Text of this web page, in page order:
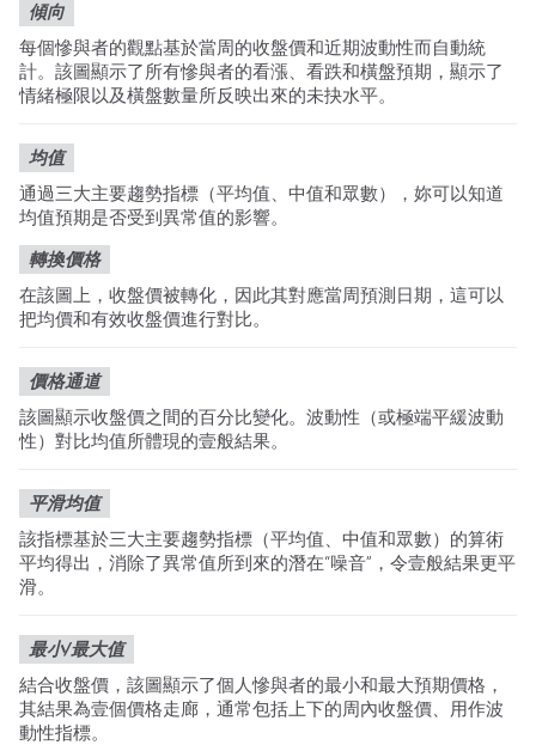
傾向
每個慘與者的觀點基於當周的收盤價和近期波動性而自動統
計。該圖顯示了所有慘與者的看漲、看跌和橫盤預期，顯示了
情緒極限以及橫盤數量所反映出來的未抉水平。
均值
通過三大主要趨勢指標（平均值、中值和眾數），妳可以知道
均值預期是否受到異常值的影響。
轉換價格
在該圖上，收盤價被轉化，因此其對應當周預測日期，這可以
把均價和有效收盤價進行對比。
價格通道
該圖顯示收盤價之間的百分比變化。波動性（或極端平緩波動
性）對比均值所體現的壹般結果。
平滑均值
該指標基於三大主要趨勢指標（平均值、中值和眾數）的算術
平均得出，消除了異常值所到來的潛在“噪音”，令壹般結果更平
滑。
最小/最大值
結合收盤價，該圖顯示了個人慘與者的最小和最大預期價格，
其結果為壹個價格走廊，通常包括上下的周內收盤價、用作波
動性指標。